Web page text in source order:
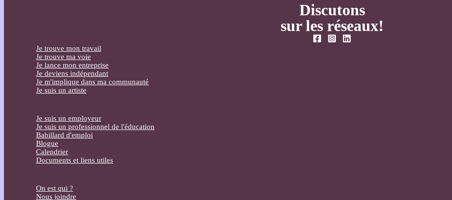
Discutons
sur les réseaux!
Je trouve mon travail
Je trouve ma voie
Je lance mon entreprise
Je deviens indépendant
Je m'implique dans ma communauté
Je suis un artiste
Je suis un employeur
Je suis un professionnel de l'éducation
Babillard d'emploi
Blogue
Calendrier
Documents et liens utiles
On est qui ?
Nous joindre